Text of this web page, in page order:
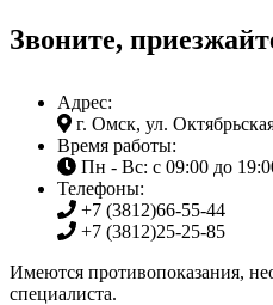
Звоните,
Адрес:
г. Омск, ул.
Время работы:
Пн - Вс: с 09:00 до
Телефоны:
+7 (3812)66-55-44
+7 (3812)25-25-85
Имеются противопоказания,
специалиста.